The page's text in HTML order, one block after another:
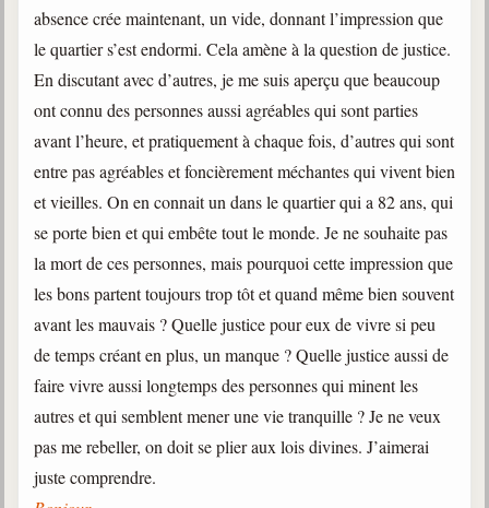
absence crée maintenant, un vide, donnant l’impression que
le quartier s’est endormi. Cela amène à la question de justice.
En discutant avec d’autres, je me suis aperçu que beaucoup
ont connu des personnes aussi agréables qui sont parties
avant l’heure, et pratiquement à chaque fois, d’autres qui sont
entre pas agréables et foncièrement méchantes qui vivent bien
et vieilles. On en connait un dans le quartier qui a 82 ans, qui
se porte bien et qui embête tout le monde. Je ne souhaite pas
la mort de ces personnes, mais pourquoi cette impression que
les bons partent toujours trop tôt et quand même bien souvent
avant les mauvais ? Quelle justice pour eux de vivre si peu
de temps créant en plus, un manque ? Quelle justice aussi de
faire vivre aussi longtemps des personnes qui minent les
autres et qui semblent mener une vie tranquille ? Je ne veux
pas me rebeller, on doit se plier aux lois divines. J’aimerai
juste comprendre.